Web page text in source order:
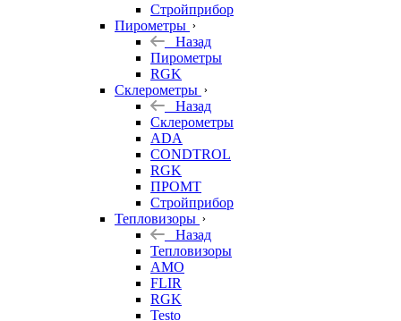
Стройприбор
Пирометры
Назад
Пирометры
RGK
Склерометры
Назад
Склерометры
ADA
CONDTROL
RGK
ПРОМТ
Стройприбор
Тепловизоры
Назад
Тепловизоры
AMO
FLIR
RGK
Testo